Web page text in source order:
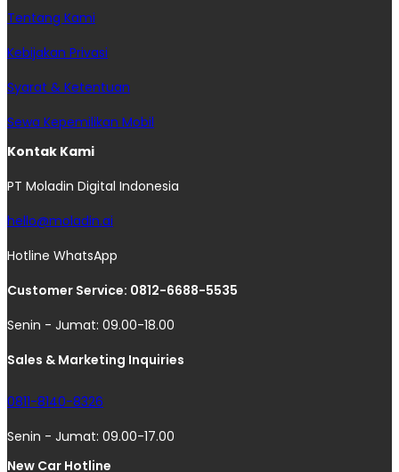
Tentang Kami
Kebijakan Privasi
Syarat & Ketentuan
Sewa Kepemilikan Mobil
Kontak Kami
PT Moladin Digital Indonesia
hello@moladin.ai
Hotline WhatsApp
Customer Service: 0812-6688-5535
Senin - Jumat: 09.00-18.00
Sales & Marketing Inquiries
0811-8140-8326
Senin - Jumat: 09.00-17.00
New Car Hotline